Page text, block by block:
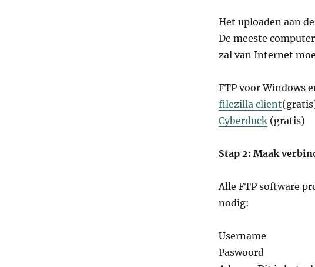
Het uploaden aan
De meeste
zal van Internet
FTP voor Windows
filezilla client
Cyberduck(gratis)
Stap 2: Maak
Alle FTP software
nodig:
Username
Paswoord